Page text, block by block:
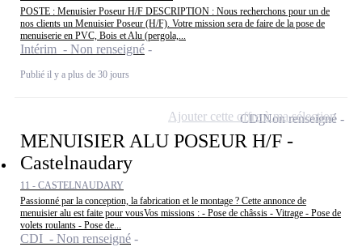
POSTE : Menuisier Poseur H/F DESCRIPTION : Nous recherchons pour un de
nos clients un Menuisier Poseur (H/F). Votre mission sera de faire de la pose de
menuiserie en PVC, Bois et Alu (pergola,...
Intérim - Non renseigné
Publié il y a plus de 30 jours
MENUISIER ALU POSEUR H/F -
Castelnaudary
11 - CASTELNAUDARY
Passionné par la conception, la fabrication et le montage ? Cette annonce de
menuisier alu est faite pour vousVos missions : - Pose de châssis - Vitrage - Pose de
volets roulants - Pose de...
CDI - Non renseigné
CDINon renseigné
Ajouter cette offre à ma sélection